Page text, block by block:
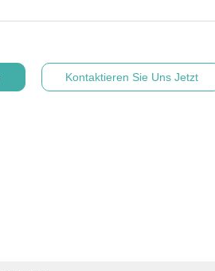
Kontaktieren Sie Uns Jetzt